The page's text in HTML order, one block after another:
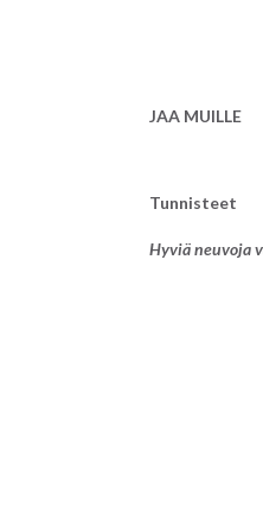
JAA MUILLE
Tunnisteet
Hyviä neuvoja